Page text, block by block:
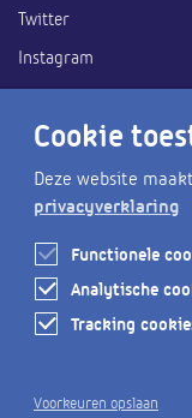
Twitter
Instagram
Ook handig
Heemskerk Zee van tijd
Gemeente Heemskerk
Wat is er te doen?
Privacy
Cookie
Deze website
privacyverklaring
Functionele
Analytische
Tracking
Voorkeuren opslaan